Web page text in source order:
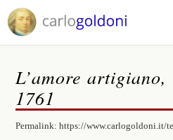
L’amore artigiano,
1761
Permalink:https://www.carlogoldoni.it/